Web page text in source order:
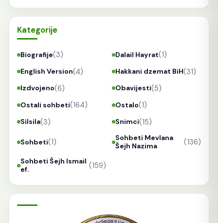
Kategorije
Biografije(3) Dalail Hayrat(1)
English Version(4) Hakkani dzemat BiH(31)
Izdvojeno(6) Obavijesti(5)
Ostali sohbeti(164) Ostalo(1)
Silsila(3) Snimci(15)
Sohbeti(1)
Sohbeti Mevlana
Šejh Nazima
(136)
Sohbeti Šejh Ismail
ef.
(159)